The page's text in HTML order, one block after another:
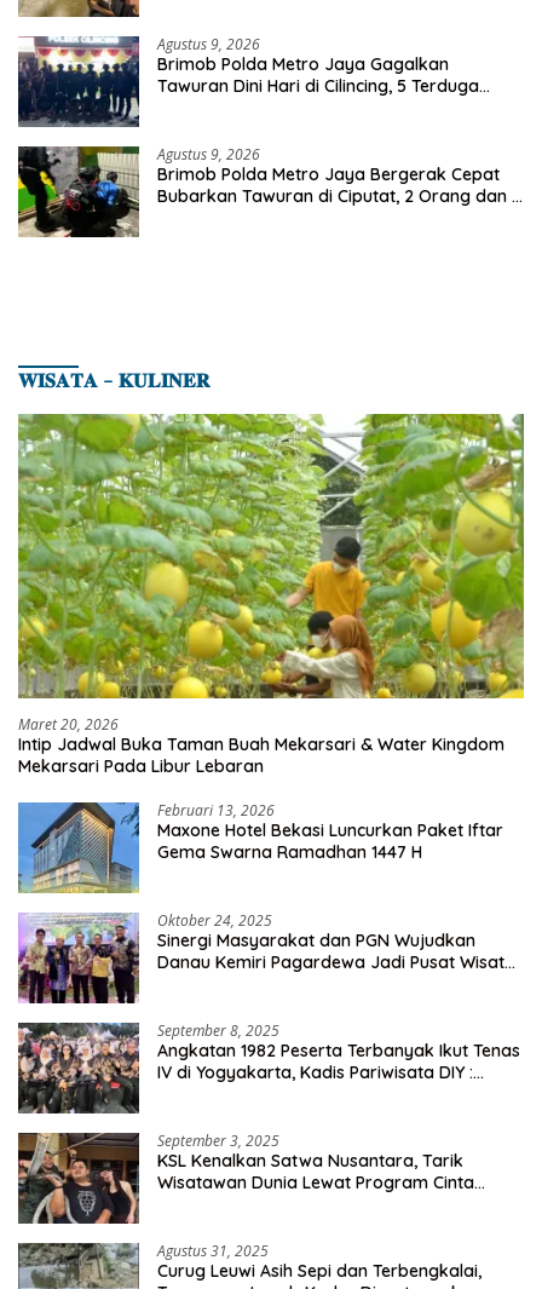
Agustus 9, 2026
Brimob Polda Metro Jaya Gagalkan
Tawuran Dini Hari di Cilincing, 5 Terduga
Agustus 9, 2026
Brimob Polda Metro Jaya Bergerak Cepat
Bubarkan Tawuran di Ciputat, 2 Orang dan 3
𝐖𝐈𝐒𝐀𝐓𝐀 – 𝐊𝐔𝐋𝐈𝐍𝐄𝐑
Maret 20, 2026
Intip Jadwal Buka Taman Buah Mekarsari & Water Kingdom
Mekarsari Pada Libur Lebaran
Februari 13, 2026
Maxone Hotel Bekasi Luncurkan Paket Iftar
Gema Swarna Ramadhan 1447 H
Oktober 24, 2025
Sinergi Masyarakat dan PGN Wujudkan
Danau Kemiri Pagardewa Jadi Pusat Wisata
September 8, 2025
Angkatan 1982 Peserta Terbanyak Ikut Tenas
IV di Yogyakarta, Kadis Pariwisata DIY :
September 3, 2025
KSL Kenalkan Satwa Nusantara, Tarik
Wisatawan Dunia Lewat Program Cinta
Agustus 31, 2025
Curug Leuwi Asih Sepi dan Terbengkalai,